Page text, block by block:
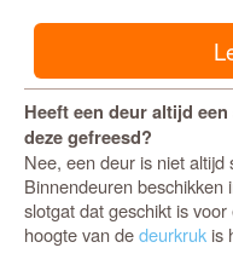
Heeft een deur altijd
deze gefreesd?
Nee, een deur is niet
Binnendeuren beschikken
slotgat dat geschikt is
hoogte van dedeurkruk is